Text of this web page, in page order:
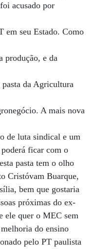
acusado por
em seu Estado. Como
produção, e da
da Agricultura
A mais nova
de luta sindical e um
ficar com o
pasta tem o olho
Cristóvam Buarque,
bem que gostaria
próximas do ex-
ele quer o MEC sem
do ensino
pelo PT paulista